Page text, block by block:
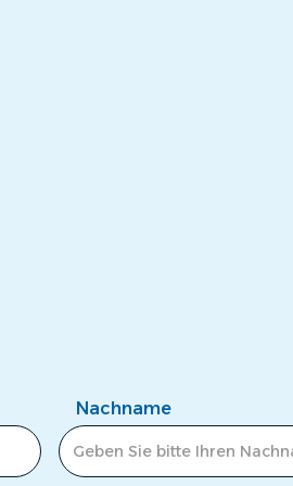
Nachname